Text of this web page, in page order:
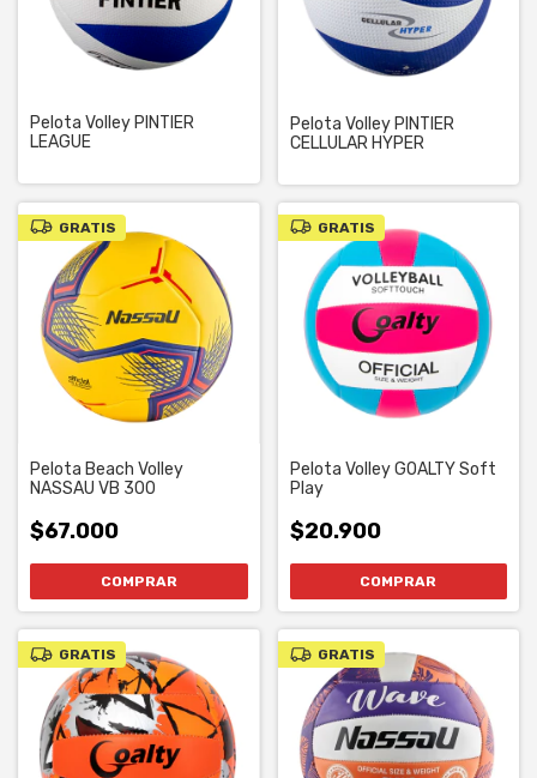
Pelota Volley PINTIER
LEAGUE
Pelota Volley PINTIER
CELLULAR HYPER
GRATIS
Pelota Beach Volley
NASSAU VB 300
$67.000
GRATIS
Pelota Volley GOALTY Soft
Play
$20.900
GRATIS GRATIS